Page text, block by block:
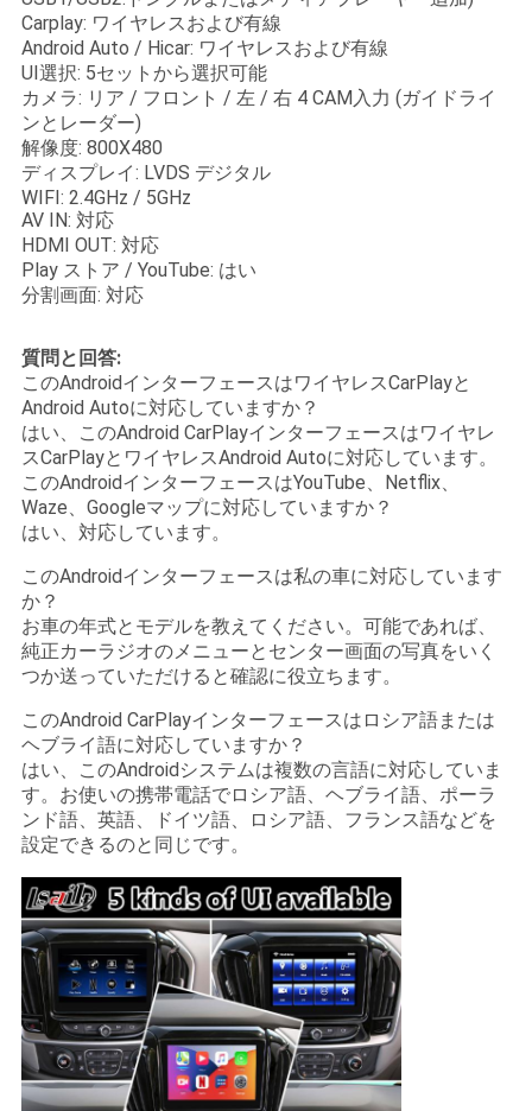
Carplay: ワイヤレスおよび有線
Android Auto / Hicar: ワイヤレスおよび有線
UI選択: 5セットから選択可能
カメラ: リア / フロント / 左 / 右 4 CAM入力 (ガイドライ
ンとレーダー)
解像度: 800X480
ディスプレイ: LVDS デジタル
WIFI: 2.4GHz / 5GHz
AV IN: 対応
HDMI OUT: 対応
Play ストア / YouTube: はい
分割画面: 対応
質問と回答:
このAndroidインターフェースはワイヤレスCarPlayと
Android Autoに対応していますか？
はい、このAndroid CarPlayインターフェースはワイヤレ
スCarPlayとワイヤレスAndroid Autoに対応しています。
このAndroidインターフェースはYouTube、Netflix、
Waze、Googleマップに対応していますか？
はい、対応しています。
このAndroidインターフェースは私の車に対応しています
か？
お車の年式とモデルを教えてください。可能であれば、
純正カーラジオのメニューとセンター画面の写真をいく
つか送っていただけると確認に役立ちます。
このAndroid CarPlayインターフェースはロシア語または
ヘブライ語に対応していますか？
はい、このAndroidシステムは複数の言語に対応していま
す。お使いの携帯電話でロシア語、ヘブライ語、ポーラ
ンド語、英語、ドイツ語、ロシア語、フランス語などを
設定できるのと同じです。